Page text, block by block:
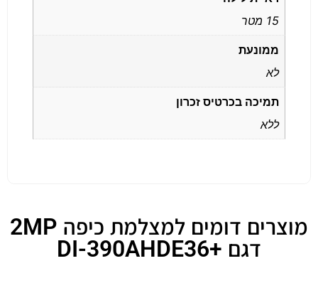
15 מטר
ממונעת
לא
תמיכה בכרטיס זכרון
ללא
מוצרים דומים למצלמת כיפה 2MP
דגם +DI-390AHDE36